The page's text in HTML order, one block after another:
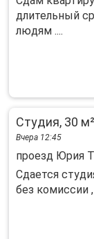
длительный
людям ....
Студия, 30 м²
Вчера 12:45
проезд Юрия
Сдается
без комиссии